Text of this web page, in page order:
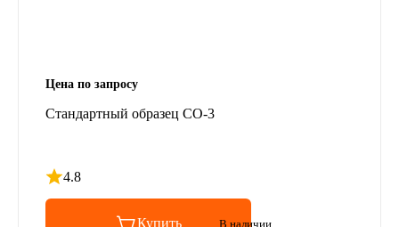
Цена по запросу
Стандартный образец СО-3
4.8
Рейтинг 4.8 из 5
Купить В наличии